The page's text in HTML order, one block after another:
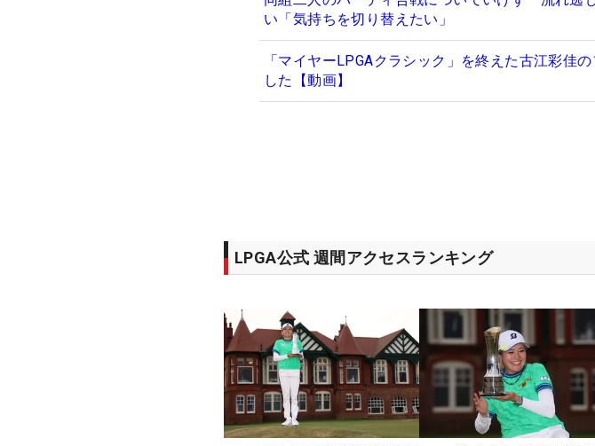
い「気持ちを切り替えたい」
「マイヤーLPGAクラシック」を終えた古江彩佳
した【動画】
LPGA公式 週間アクセスランキング